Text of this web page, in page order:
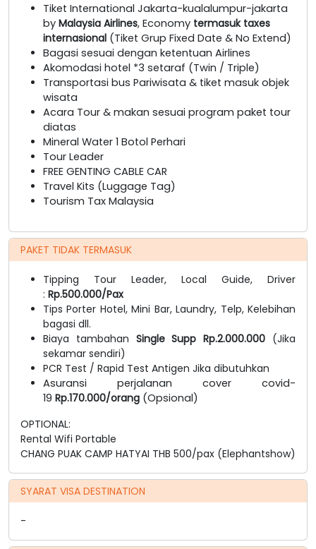
Tiket International Jakarta-kualalumpur-jakarta
by Malaysia Airlines, Economy termasuk taxes
internasional (Tiket Grup Fixed Date & No Extend)
Bagasi sesuai dengan ketentuan Airlines
Akomodasi hotel *3 setaraf (Twin / Triple)
Transportasi bus Pariwisata & tiket masuk objek
wisata
Acara Tour & makan sesuai program paket tour
diatas
Mineral Water 1 Botol Perhari
Tour Leader
FREE GENTING CABLE CAR
Travel Kits (Luggage Tag)
Tourism Tax Malaysia
PAKET TIDAK TERMASUK
Tipping Tour Leader, Local Guide, Driver
: Rp.500.000/Pax
Tips Porter Hotel, Mini Bar, Laundry, Telp, Kelebihan
bagasi dll.
Biaya tambahan Single Supp Rp.2.000.000 (Jika
sekamar sendiri)
PCR Test / Rapid Test Antigen Jika dibutuhkan
Asuransi perjalanan cover covid-
19 Rp.170.000/orang (Opsional)
OPTIONAL:
Rental Wifi Portable
CHANG PUAK CAMP HATYAI THB 500/pax (Elephantshow)
SYARAT VISA DESTINATION
-